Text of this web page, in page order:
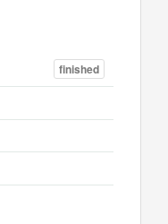
finished